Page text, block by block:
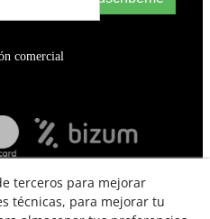
comercial
terceros para mejorar
técnicas, para mejorar tu